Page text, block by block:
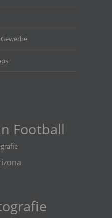
Football